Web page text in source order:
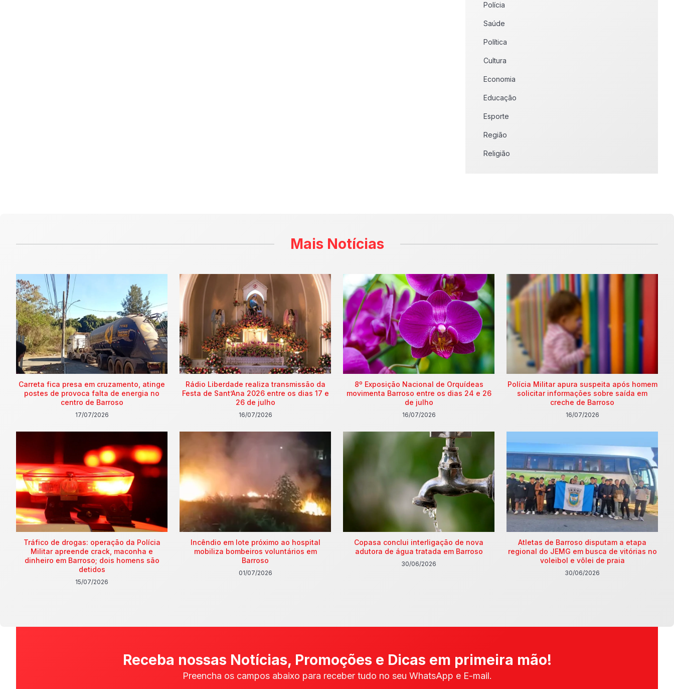
Polícia
Saúde
Política
Cultura
Economia
Educação
Esporte
Região
Religião
Mais Notícias
Carreta fica presa em cruzamento, atinge
postes de provoca falta de energia no
centro de Barroso
17/07/2026
Rádio Liberdade realiza transmissão da
Festa de Sant’Ana 2026 entre os dias 17 e
26 de julho
16/07/2026
8º Exposição Nacional de Orquídeas
movimenta Barroso entre os dias 24 e 26
de julho
16/07/2026
Polícia Militar apura suspeita após homem
solicitar informações sobre saída em
creche de Barroso
16/07/2026
Tráfico de drogas: operação da Polícia
Militar apreende crack, maconha e
dinheiro em Barroso; dois homens são
detidos
15/07/2026
Incêndio em lote próximo ao hospital
mobiliza bombeiros voluntários em
Barroso
01/07/2026
Copasa conclui interligação de nova
adutora de água tratada em Barroso
30/06/2026
Atletas de Barroso disputam a etapa
regional do JEMG em busca de vitórias no
voleibol e vôlei de praia
30/06/2026
Receba nossas Notícias, Promoções e Dicas em primeira mão!
Preencha os campos abaixo para receber tudo no seu WhatsApp e E-mail.